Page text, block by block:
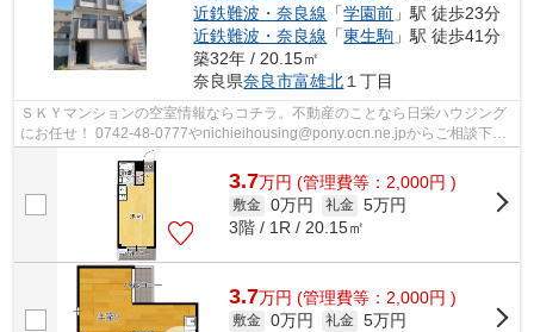
近鉄難波・奈良線 「学園前 」駅 徒歩23分
近鉄難波・奈良線 「東生駒 」駅 徒歩41分
築32年 / 20.15㎡
奈良県奈良市富雄北 １丁目
ＳＫＹマンションの空室情報ならコチラ。不動産のことなら日栄ハウジング
にお任せ！ 0742-48-0777やnichieihousing@pony.ocn.ne.jpからご相談下さ
3.7万円 (管理費等：2,000円 )
敷金 0万円 礼金 5万円
3階 / 1R / 20.15㎡
3.7万円 (管理費等：2,000円 )
敷金 0万円 礼金 5万円